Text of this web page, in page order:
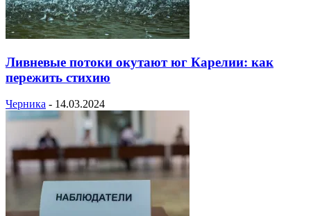
Ливневые потоки окутают юг Карелии: как
пережить стихию
Черника - 14.03.2024